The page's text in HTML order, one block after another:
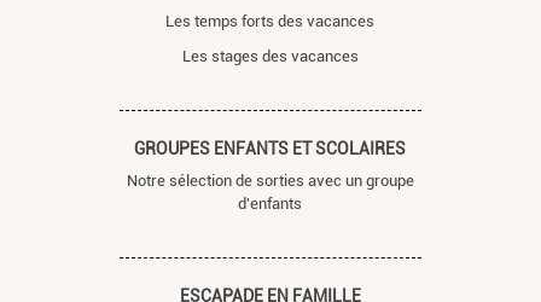
Les temps forts des vacances
Les stages des vacances
GROUPES ENFANTS ET SCOLAIRES
Notre sélection de sorties avec un groupe
d'enfants
ESCAPADE EN FAMILLE